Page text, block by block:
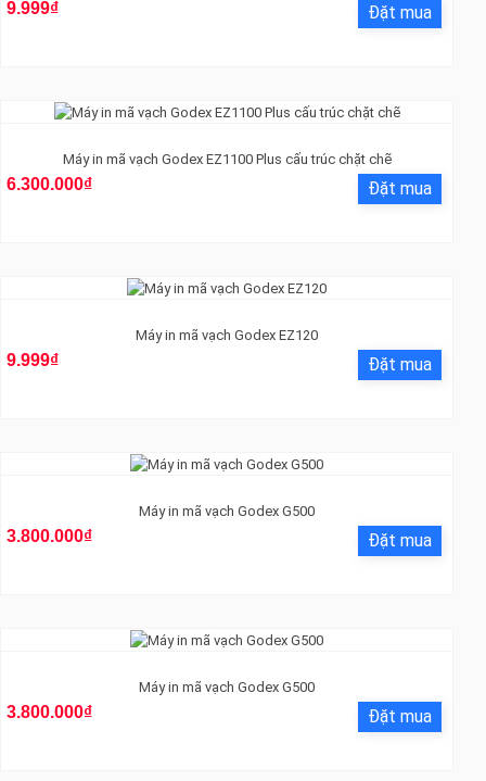
9.999₫
Máy in mã vạch Godex EZ1100 Plus cấu trúc chặt chẽ
6.300.000₫
Máy in mã vạch Godex EZ120
9.999₫
Máy in mã vạch Godex G500
3.800.000₫
Máy in mã vạch Godex G500
3.800.000₫